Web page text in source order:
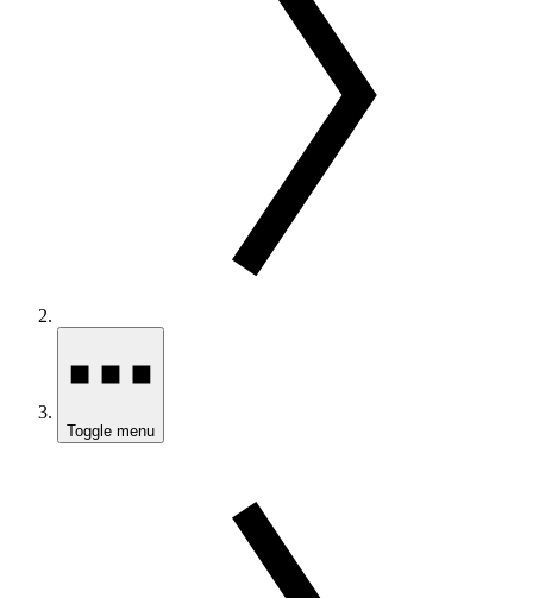
Toggle menu